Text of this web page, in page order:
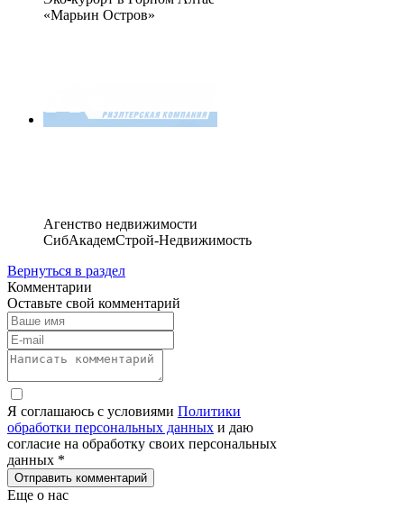
«Марьин Остров»
Агенство недвижимости
СибАкадемСтрой-Недвижимость
Вернуться в раздел
Комментарии
Оставьте свой комментарий
Я соглашаюсь с условиями Политики
обработки персональных данных и даю
согласие на обработку своих персональных
данных *
Отправить комментарий
Еще о нас